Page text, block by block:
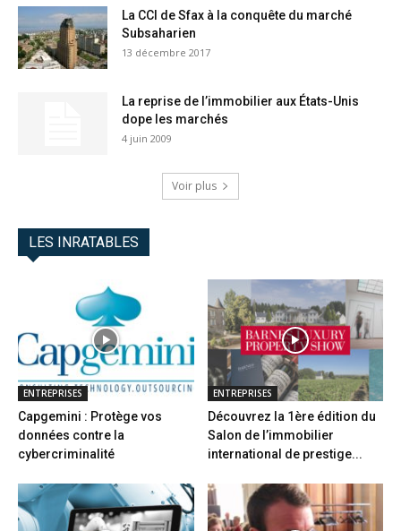
La CCI de Sfax à la conquête du marché
Subsaharien
13 décembre 2017
La reprise de l’immobilier aux États-Unis
dope les marchés
4 juin 2009
Voir plus
LES INRATABLES
ENTREPRISES
Capgemini : Protège vos
données contre la
cybercriminalité
ENTREPRISES
Découvrez la 1ère édition du
Salon de l’immobilier
international de prestige...